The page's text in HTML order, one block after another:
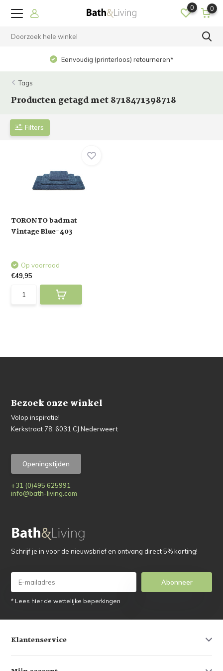
0 0
Eenvoudig (printerloos) retourneren*
Tags
Producten getagd met 8718471398718
Filters
TORONTO badmat
Vintage Blue-403
Op voorraad
€49,95
Bezoek onze winkel
Volop inspiratie!
Kerkstraat 78, 6031 CJ Nederweert
Openingstijden
+31 (0)495 625991
info@bath-living.com
Schrijf je in voor de nieuwsbrief en ontvang direct 5% korting!
Abonneer
* Lees hier de wettelijke beperkingen
Klantenservice